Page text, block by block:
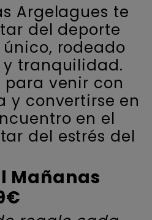
Argelagues te
del deporte
rodeado
tranquilidad.
venir con
y convertirse en
en el
del estrés del
Mañanas